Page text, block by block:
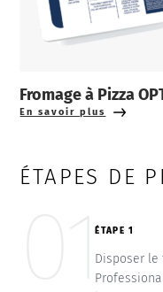
Fromage à Pizza
En savoir plus
ÉTAPES DE
01ÉTAPE 1
Disposer le